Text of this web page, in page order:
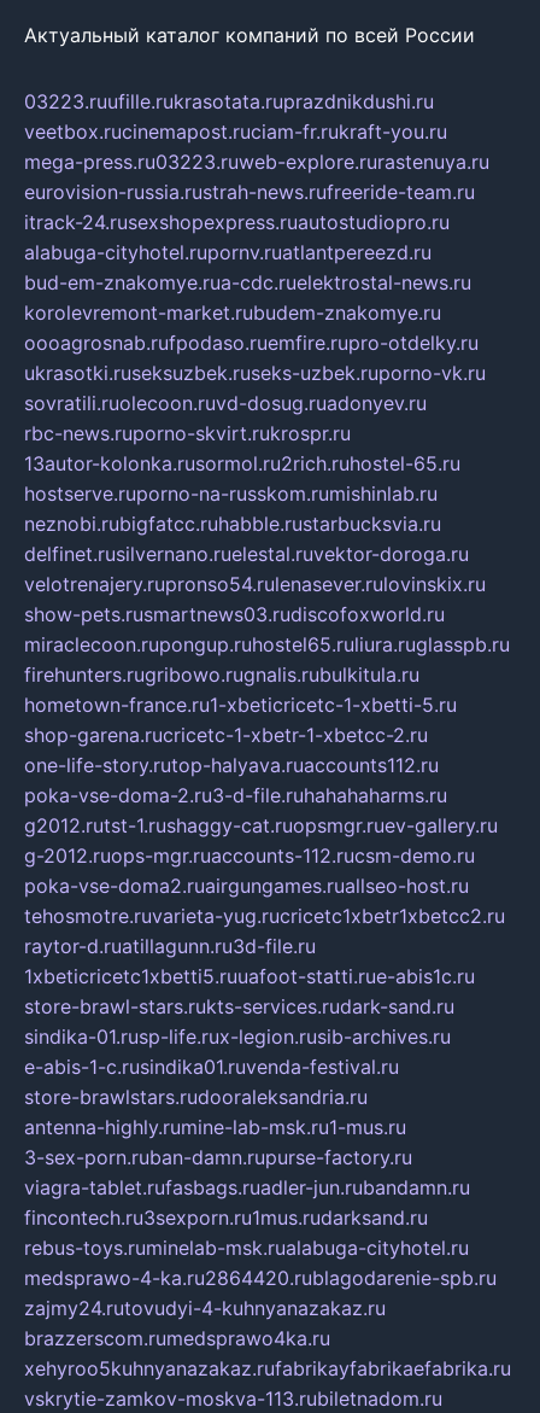
Актуальный каталог компаний по всей России
03223.ruufille.rukrasotata.ruprazdnikdushi.ru
veetbox.rucinemapost.ruciam-fr.rukraft-you.ru
mega-press.ru03223.ruweb-explore.rurastenuya.ru
eurovision-russia.rustrah-news.rufreeride-team.ru
itrack-24.rusexshopexpress.ruautostudiopro.ru
alabuga-cityhotel.rupornv.ruatlantpereezd.ru
bud-em-znakomye.rua-cdc.ruelektrostal-news.ru
korolevremont-market.rubudem-znakomye.ru
oooagrosnab.rufpodaso.ruemfire.rupro-otdelky.ru
ukrasotki.ruseksuzbek.ruseks-uzbek.ruporno-vk.ru
sovratili.ruolecoon.ruvd-dosug.ruadonyev.ru
rbc-news.ruporno-skvirt.rukrospr.ru
13autor-kolonka.rusormol.ru2rich.ruhostel-65.ru
hostserve.ruporno-na-russkom.rumishinlab.ru
neznobi.rubigfatcc.ruhabble.rustarbucksvia.ru
delfinet.rusilvernano.ruelestal.ruvektor-doroga.ru
velotrenajery.rupronso54.rulenasever.rulovinskix.ru
show-pets.rusmartnews03.rudiscofoxworld.ru
miraclecoon.rupongup.ruhostel65.ruliura.ruglasspb.ru
firehunters.rugribowo.rugnalis.rubulkitula.ru
hometown-france.ru1-xbeticricetc-1-xbetti-5.ru
shop-garena.rucricetc-1-xbetr-1-xbetcc-2.ru
one-life-story.rutop-halyava.ruaccounts112.ru
poka-vse-doma-2.ru3-d-file.ruhahahaharms.ru
g2012.rutst-1.rushaggy-cat.ruopsmgr.ruev-gallery.ru
g-2012.ruops-mgr.ruaccounts-112.rucsm-demo.ru
poka-vse-doma2.ruairgungames.ruallseo-host.ru
tehosmotre.ruvarieta-yug.rucricetc1xbetr1xbetcc2.ru
raytor-d.ruatillagunn.ru3d-file.ru
1xbeticricetc1xbetti5.ruuafoot-statti.rue-abis1c.ru
store-brawl-stars.rukts-services.rudark-sand.ru
sindika-01.rusp-life.rux-legion.rusib-archives.ru
e-abis-1-c.rusindika01.ruvenda-festival.ru
store-brawlstars.rudooraleksandria.ru
antenna-highly.rumine-lab-msk.ru1-mus.ru
3-sex-porn.ruban-damn.rupurse-factory.ru
viagra-tablet.rufasbags.ruadler-jun.rubandamn.ru
fincontech.ru3sexporn.ru1mus.rudarksand.ru
rebus-toys.ruminelab-msk.rualabuga-cityhotel.ru
medsprawo-4-ka.ru2864420.rublagodarenie-spb.ru
zajmy24.rutovudyi-4-kuhnyanazakaz.ru
brazzerscom.rumedsprawo4ka.ru
xehyroo5kuhnyanazakaz.rufabrikayfabrikaefabrika.ru
vskrytie-zamkov-moskva-113.rubiletnadom.ru